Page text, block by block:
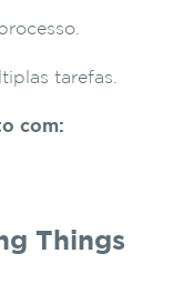
tarefas.
com:
Things